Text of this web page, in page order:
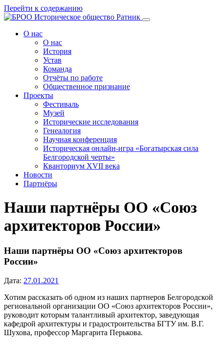
Перейти к содержанию
О нас
О нас
История
Устав
Команда
Отчёты по работе
Общественное признание
Проекты
Фестиваль
Музей
Исторические исследования
Генеалогия
Научная конференция
Историческая онлайн-игра «Богатырская сила
Белгородской черты»
Кванториум XVII века
Новости
Партнёры
Наши партнёры ОО «Союз
архитекторов России»
Наши партнёры ОО «Союз архитекторов
России»
Дата: 27.01.2021
Хотим рассказать об одном из наших партнеров Белгородской
региональной организации ОО «Союз архитекторов России»,
руководит которым талантливый архитектор, заведующая
кафедрой архитектуры и градостроительства БГТУ им. В.Г.
Шухова, профессор Маргарита Перькова.